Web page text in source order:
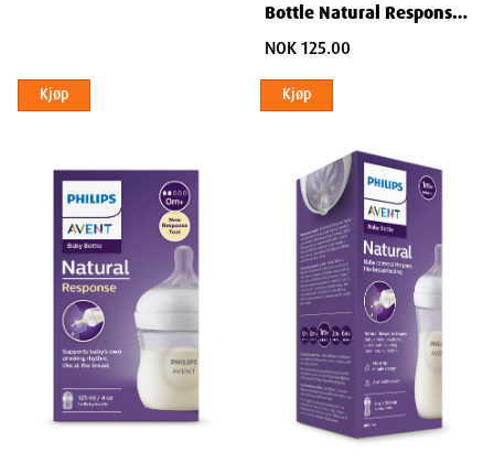
Kjøp
Bottle Natural Response
AirFree Vent 0 mnd+ 125
NOK 125.00
Kjøp